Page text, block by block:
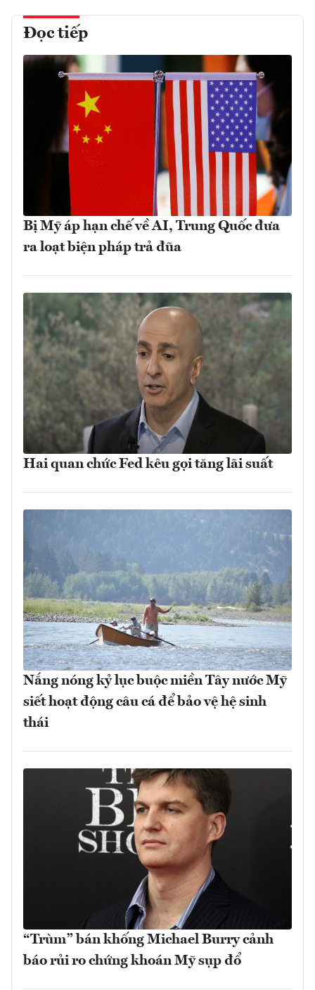
Đọc tiếp
Bị Mỹ áp hạn chế về AI, Trung Quốc đưa
ra loạt biện pháp trả đũa
Hai quan chức Fed kêu gọi tăng lãi suất
Nắng nóng kỷ lục buộc miền Tây nước Mỹ
siết hoạt động câu cá để bảo vệ hệ sinh
thái
“Trùm” bán khống Michael Burry cảnh
báo rủi ro chứng khoán Mỹ sụp đổ